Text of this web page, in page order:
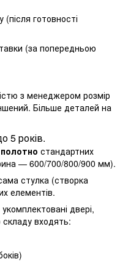
готовності
(за попередньою
з менеджером розмір
Більше деталей на
5 років.
стандартних
— 600/700/800/900 мм).
стулка (створка
елементів.
двері,
входять: